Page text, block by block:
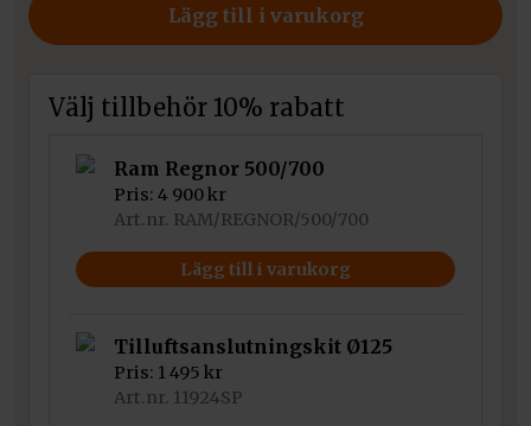
Lägg till i varukorg
Välj tillbehör 10% rabatt
Ram Regnor 500/700
Pris:4 900kr
Art.nr. RAM/REGNOR/500/700
Lägg till i varukorg
Tilluftsanslutningskit Ø125
Pris: 1 495kr
Art.nr. 11924SP